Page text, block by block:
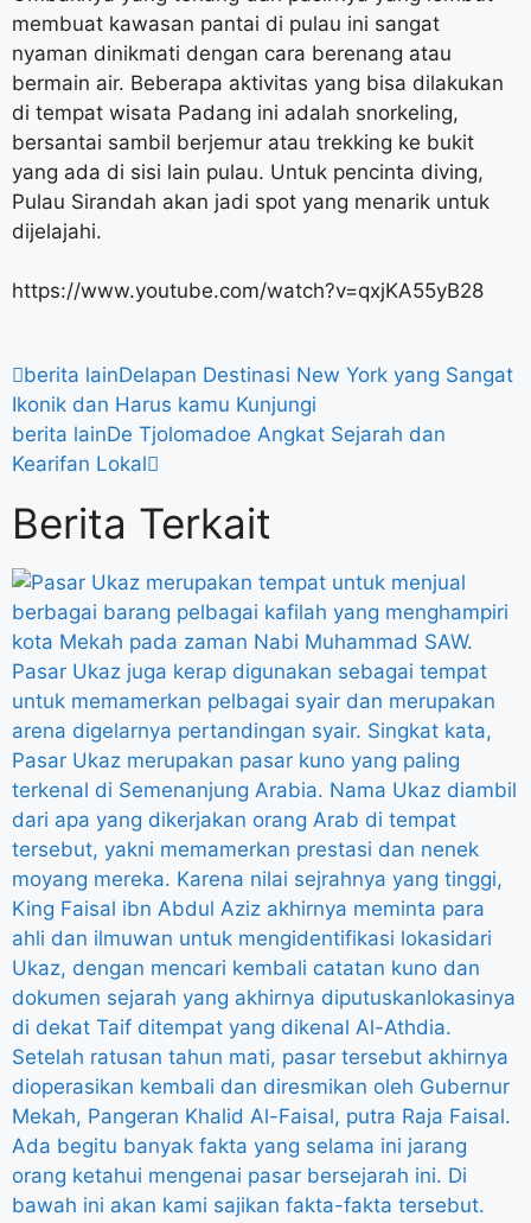
membuat kawasan pantai di pulau ini sangat
nyaman dinikmati dengan cara berenang atau
bermain air. Beberapa aktivitas yang bisa dilakukan
di tempat wisata Padang ini adalah snorkeling,
bersantai sambil berjemur atau trekking ke bukit
yang ada di sisi lain pulau. Untuk pencinta diving,
Pulau Sirandah akan jadi spot yang menarik untuk
dijelajahi.
https://www.youtube.com/watch?v=qxjKA55yB28
berita lainDelapan Destinasi New York yang Sangat
Ikonik dan Harus kamu Kunjungi
berita lainDe Tjolomadoe Angkat Sejarah dan
Kearifan Lokal
Berita Terkait